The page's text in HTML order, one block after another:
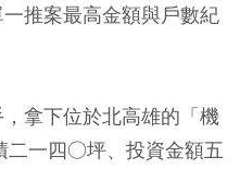
推案最高金額與戶數紀
拿下位於北高雄的「機
二一四○坪、投資金額五